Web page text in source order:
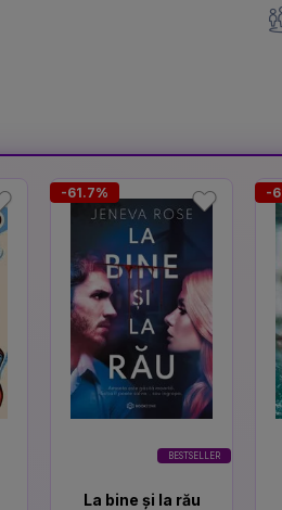
BESTSELLER
-61.7%
La bine și la rău
-